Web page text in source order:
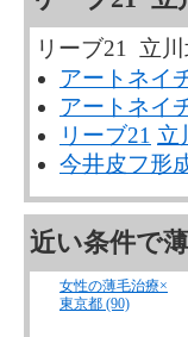
リーブ21 立
アートネイ
アートネイ
リーブ21 立
今井皮フ形
近い条件で
女性の薄毛治療×
東京都 (90)